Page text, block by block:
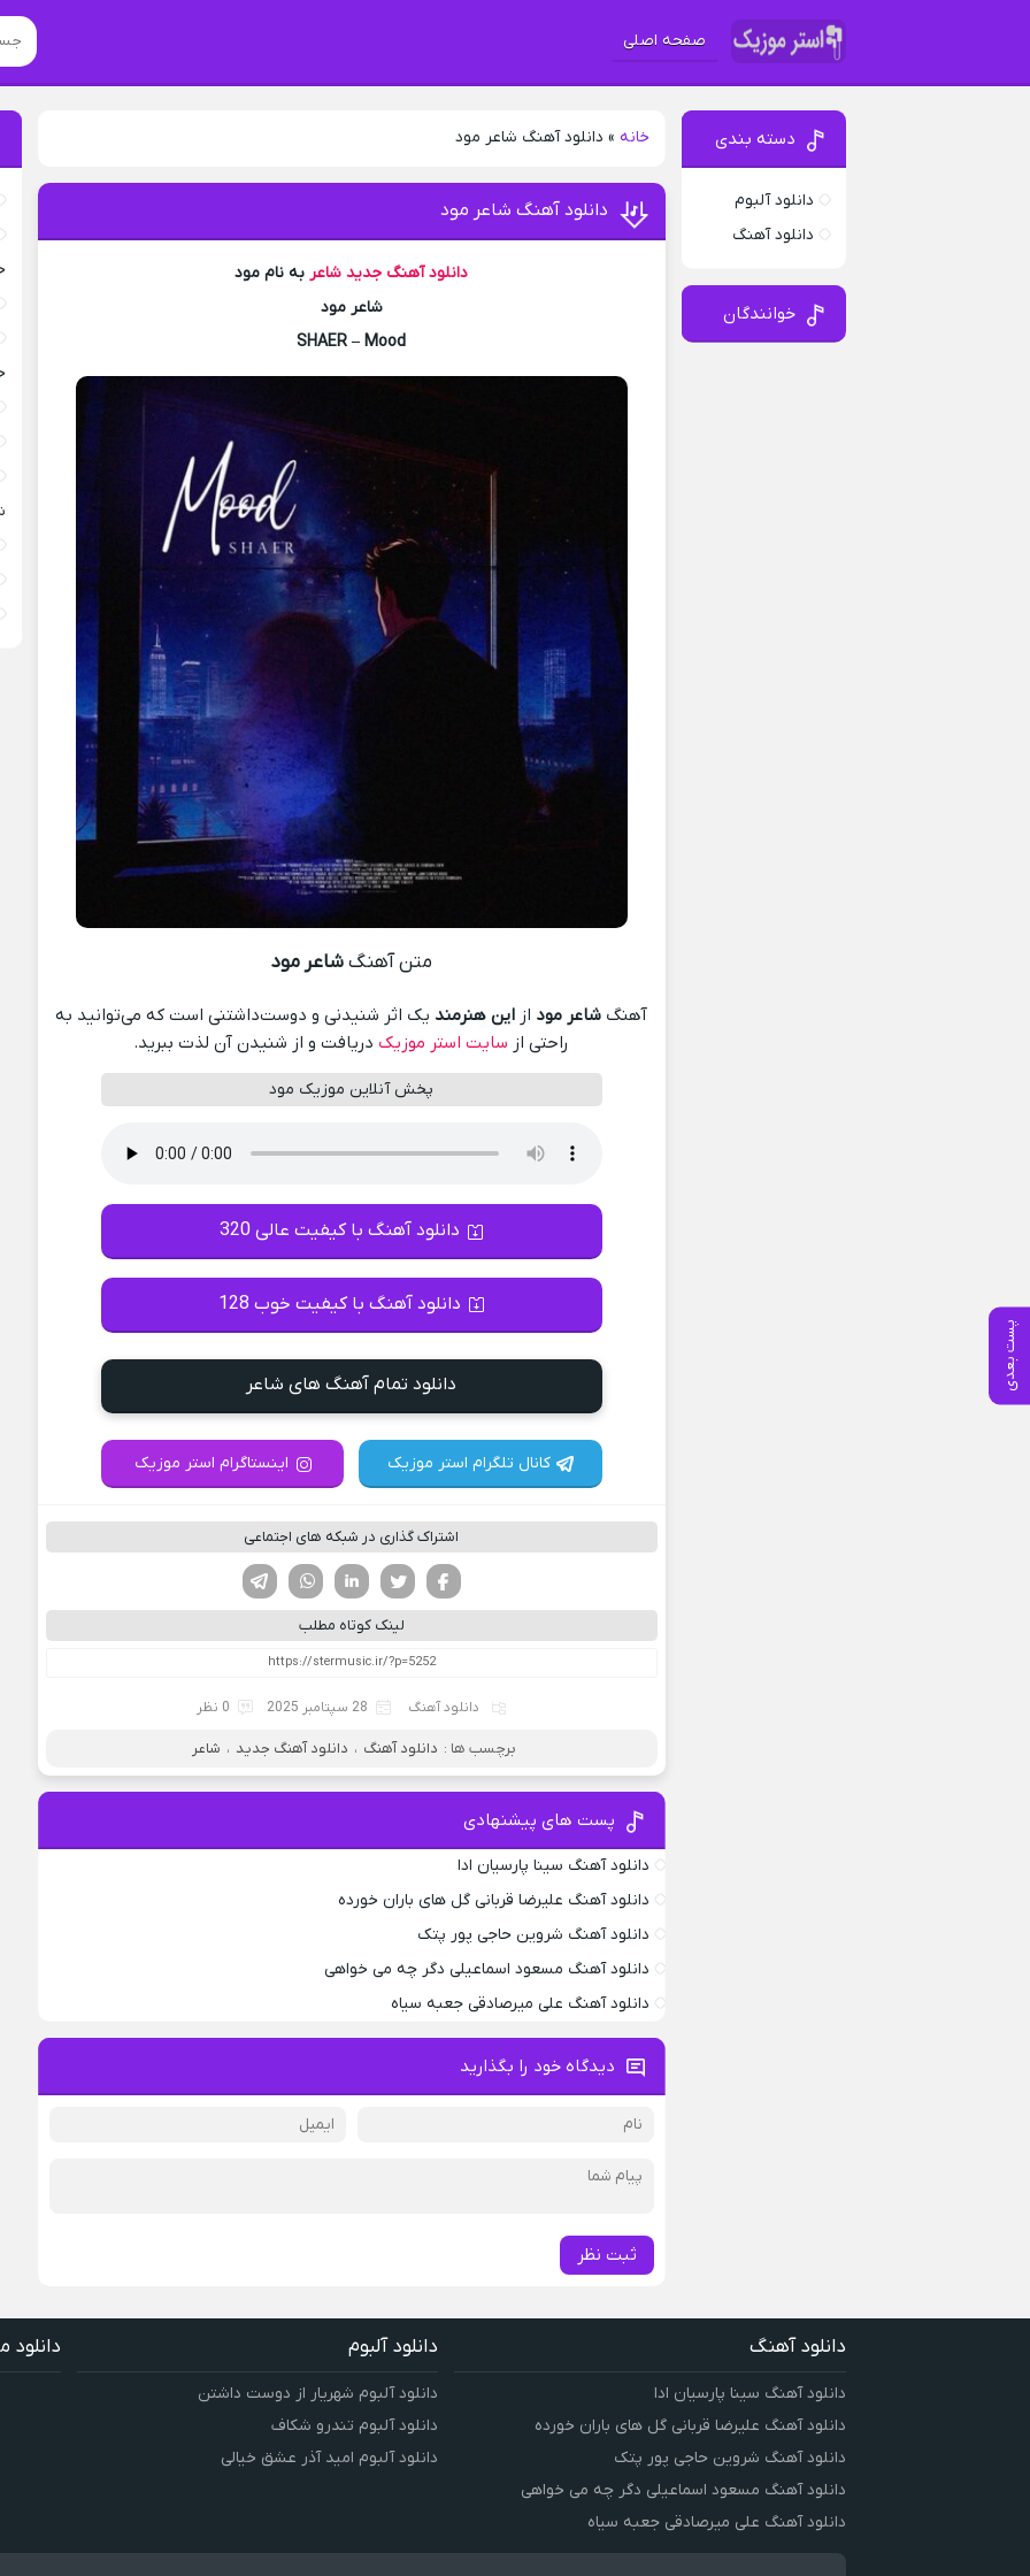
صفحه اصلی
خانه » دانلود آهنگ شاعر مود
پست بعدی
دانلود آهنگ شاعر مود
دانلود آهنگ جدید شاعربه نام مود
شاعر مود
SHAER – Mood
متن آهنگشاعر مود
آهنگ شاعر مود از این هنرمندیک اثر شنیدنی و دوست‌داشتنی است که می‌توانید به
راحتی از سایت استر موزیک دریافت و از شنیدن آن لذت ببرید.
پخش آنلاین موزیک مود
دانلود آهنگ با کیفیت عالی 320
دانلود آهنگ با کیفیت خوب 128
دانلود تمام آهنگ های شاعر
کانال تلگرام استر موزیک اینستاگرام استر موزیک
اشتراک گذاری در شبکه های اجتماعی
لینکدین تویتر
فیسوک
لینک کوتاه مطلب
دانلود آهنگ 28 سپتامبر 2025 0 نظر
برچسب ها : دانلود آهنگ ، دانلود آهنگ جدید ، شاعر
پست های پیشنهادی
دانلود آهنگ سینا پارسیان ادا
دانلود آهنگ علیرضا قربانی گل های باران خورده
دانلود آهنگ شروین حاجی پور پتک
دانلود آهنگ مسعود اسماعیلی دگر چه می خواهی
دانلود آهنگ علی میرصادقی جعبه سیاه
دیدگاه خود را بگذارید
ثبت نظر
دسته بندی
دانلود آلبوم
دانلود آهنگ
خوانندگان
دانلود آهنگ
دانلود آهنگ سینا پارسیان ادا
دانلود آهنگ علیرضا قربانی گل های باران خورده
دانلود آهنگ شروین حاجی پور پتک
دانلود آهنگ مسعود اسماعیلی دگر چه می خواهی
دانلود آهنگ علی میرصادقی جعبه سیاه
دانلود آلبوم
دانلود آلبوم شهریار از دوست داشتن
دانلود آلبوم تندرو شکاف
دانلود آلبوم امید آذر عشق خیالی
دانلود